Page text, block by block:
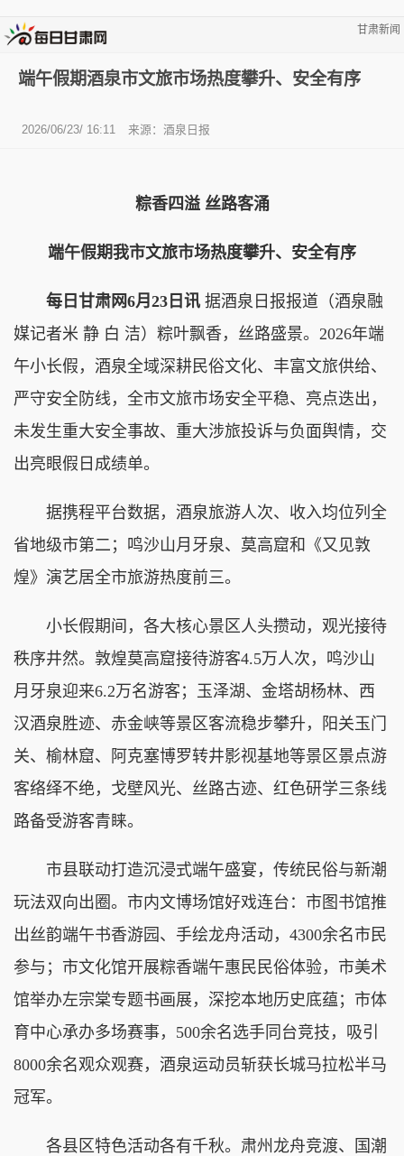
甘肃新闻
端午假期酒泉市文旅市场热度攀升、安全有序
2026/06/23/ 16:11 来源：酒泉日报
粽香四溢 丝路客涌
端午假期我市文旅市场热度攀升、安全有序
每日甘肃网6月23日讯 据酒泉日报报道（酒泉融
媒记者米 静 白 洁）粽叶飘香，丝路盛景。2026年端
午小长假，酒泉全域深耕民俗文化、丰富文旅供给、
严守安全防线，全市文旅市场安全平稳、亮点迭出，
未发生重大安全事故、重大涉旅投诉与负面舆情，交
出亮眼假日成绩单。
据携程平台数据，酒泉旅游人次、收入均位列全
省地级市第二；鸣沙山月牙泉、莫高窟和《又见敦
煌》演艺居全市旅游热度前三。
小长假期间，各大核心景区人头攒动，观光接待
秩序井然。敦煌莫高窟接待游客4.5万人次，鸣沙山
月牙泉迎来6.2万名游客；玉泽湖、金塔胡杨林、西
汉酒泉胜迹、赤金峡等景区客流稳步攀升，阳关玉门
关、榆林窟、阿克塞博罗转井影视基地等景区景点游
客络绎不绝，戈壁风光、丝路古迹、红色研学三条线
路备受游客青睐。
市县联动打造沉浸式端午盛宴，传统民俗与新潮
玩法双向出圈。市内文博场馆好戏连台：市图书馆推
出丝韵端午书香游园、手绘龙舟活动，4300余名市民
参与；市文化馆开展粽香端午惠民民俗体验，市美术
馆举办左宗棠专题书画展，深挖本地历史底蕴；市体
育中心承办多场赛事，500余名选手同台竞技，吸引
8000余名观众观赛，酒泉运动员斩获长城马拉松半马
冠军。
各县区特色活动各有千秋。肃州龙舟竞渡、国潮